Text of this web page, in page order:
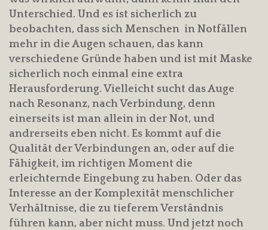
Unterschied. Und es ist sicherlich zu
beobachten, dass sich Menschen in Notfällen
mehr in die Augen schauen, das kann
verschiedene Gründe haben und ist mit Maske
sicherlich noch einmal eine extra
Herausforderung. Vielleicht sucht das Auge
nach Resonanz, nach Verbindung, denn
einerseits ist man allein in der Not, und
andrerseits eben nicht. Es kommt auf die
Qualität der Verbindungen an, oder auf die
Fähigkeit, im richtigen Moment die
erleichternde Eingebung zu haben. Oder das
Interesse an der Komplexität menschlicher
Verhältnisse, die zu tieferem Verständnis
führen kann, aber nicht muss. Und jetzt noch